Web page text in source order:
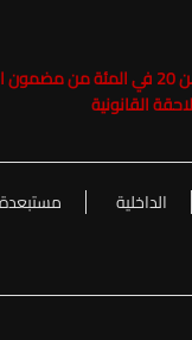
حفاظاً على حقوق الملكية الفكرية يرجى عدم نسخ
الداخلية مستبعدة